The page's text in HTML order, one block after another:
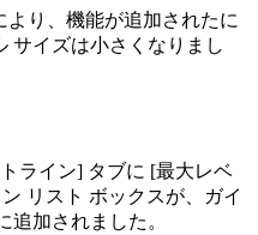
り、機能が追加されたに
サイズは小さくなりまし
ライン] タブに [最大レベ
リスト ボックスが、ガイ
追加されました。